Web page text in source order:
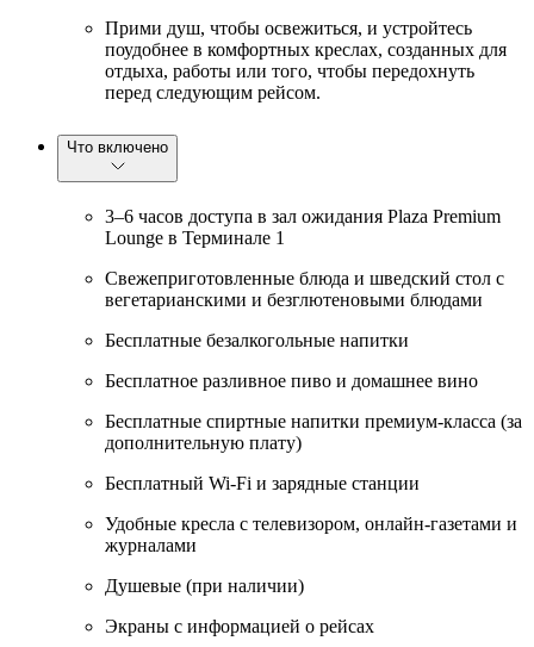
Прими душ, чтобы освежиться, и устройтесь
поудобнее в комфортных креслах, созданных для
отдыха, работы или того, чтобы передохнуть
перед следующим рейсом.
Что включено
3–6 часов доступа в зал ожидания Plaza Premium
Lounge в Терминале 1
Свежеприготовленные блюда и шведский стол с
вегетарианскими и безглютеновыми блюдами
Бесплатные безалкогольные напитки
Бесплатное разливное пиво и домашнее вино
Бесплатные спиртные напитки премиум-класса (за
дополнительную плату)
Бесплатный Wi-Fi и зарядные станции
Удобные кресла с телевизором, онлайн-газетами и
журналами
Душевые (при наличии)
Экраны с информацией о рейсах